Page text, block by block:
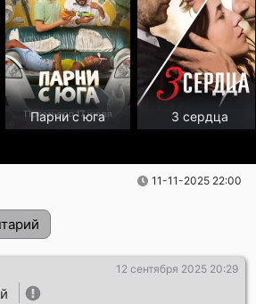
Парни с юга 3 сердца
11-11-2025 22:00
12 сентября 2025 20:29